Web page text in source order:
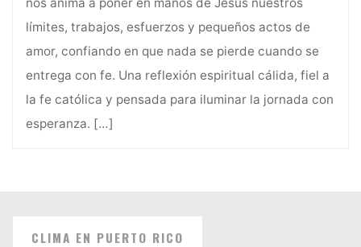
límites, trabajos, esfuerzos y pequeños actos de
amor, confiando en que nada se pierde cuando se
entrega con fe. Una reflexión espiritual cálida, fiel a
la fe católica y pensada para iluminar la jornada con
esperanza. […]
CLIMA EN PUERTO RICO